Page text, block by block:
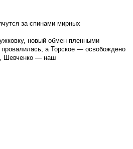
за спинами мирных
новый обмен пленными
а Торское — освобождено
Шевченко — наш